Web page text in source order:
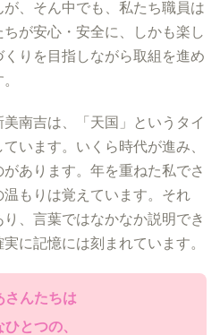
、そん中でも、私たち職員は
が安心・安全に、しかも楽し
りを目指しながら取組を進め
南吉は、「天国」というタイ
います。いくら時代が進み、
あります。年を重ねた私でさ
もりは覚えています。それ
、言葉ではなかなか説明でき
に記憶には刻まれています。
さんたちは
とつの、